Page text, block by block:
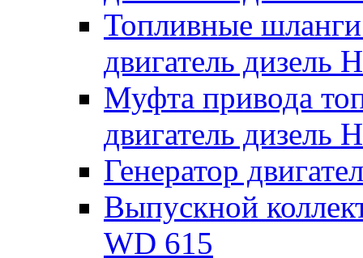
Топливные
двигатель дизель
Муфта привода
двигатель дизель
Генератор
Выпускной
WD 615